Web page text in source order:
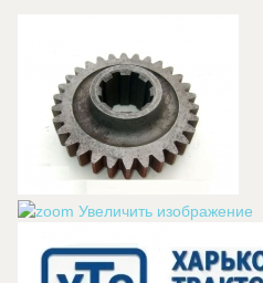
Увеличить изображение